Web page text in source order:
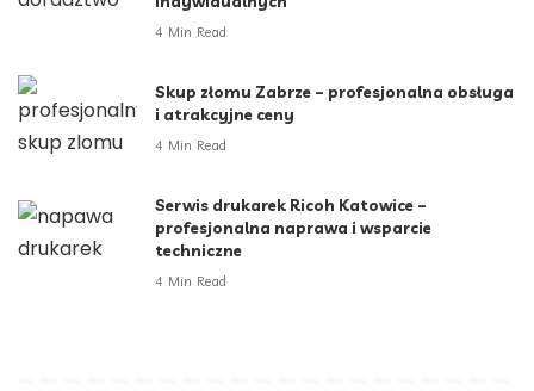
4 Min Read
Skup złomu Zabrze – profesjonalna obsługa
i atrakcyjne ceny
4 Min Read
Serwis drukarek Ricoh Katowice –
profesjonalna naprawa i wsparcie
techniczne
4 Min Read